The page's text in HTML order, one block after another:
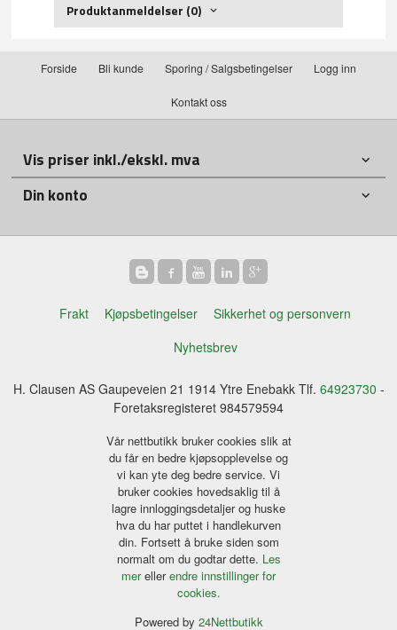
Produktanmeldelser (0)
Forside Bli kunde Sporing / Salgsbetingelser Logg inn
Kontakt oss
Vis priser inkl./ekskl. mva
Din konto
Frakt Kjøpsbetingelser
Sikkerhet og personvern
Nyhetsbrev
H. Clausen AS Gaupeveien 21 1914 Ytre Enebakk Tlf. 64923730 -
Foretaksregisteret 984579594
Vår nettbutikk bruker cookies slik at
du får en bedre kjøpsopplevelse og
vi kan yte deg bedre service. Vi
bruker cookies hovedsaklig til å
lagre innloggingsdetaljer og huske
hva du har puttet i handlekurven
din. Fortsett å bruke siden som
normalt om du godtar dette. Les
merellerendre innstillinger for
cookies.
Powered by 24Nettbutikk